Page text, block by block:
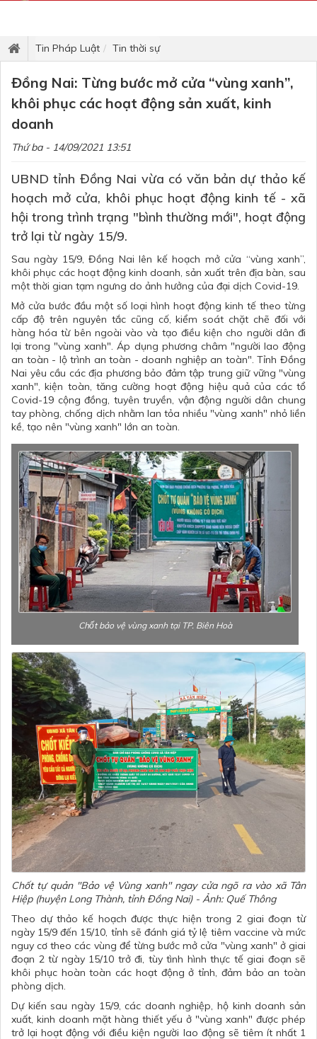
Tin Pháp Luật Tin thời sự
Đồng Nai: Từng bước mở cửa “vùng xanh”,
khôi phục các hoạt động sản xuất, kinh
doanh
Thứ ba - 14/09/2021 13:51
UBND tỉnh Đồng Nai vừa có văn bản dự thảo kế
hoạch mở cửa, khôi phục hoạt động kinh tế - xã
hội trong trình trạng "bình thường mới", hoạt động
trở lại từ ngày 15/9.
Sau ngày 15/9, Đồng Nai lên kế hoạch mở cửa “vùng xanh”,
khôi phục các hoạt động kinh doanh, sản xuất trên địa bàn, sau
một thời gian tạm ngưng do ảnh hưởng của đại dịch Covid-19.
Mở cửa bước đầu một số loại hình hoạt động kinh tế theo từng
cấp độ trên nguyên tắc cũng cố, kiểm soát chặt chẽ đối với
hàng hóa từ bên ngoài vào và tạo điều kiện cho người dân đi
lại trong "vùng xanh". Áp dụng phương châm "người lao động
an toàn - lộ trình an toàn - doanh nghiệp an toàn". Tỉnh Đồng
Nai yêu cầu các địa phương bảo đảm tập trung giữ vững "vùng
xanh", kiện toàn, tăng cường hoạt động hiệu quả của các tổ
Covid-19 cộng đồng, tuyên truyền, vận động người dân chung
tay phòng, chống dịch nhằm lan tỏa nhiều "vùng xanh" nhỏ liền
kề, tạo nên "vùng xanh" lớn an toàn.
Chốt bảo vệ vùng xanh tại TP. Biên Hoà
Chốt tự quản "Bảo vệ Vùng xanh" ngay cửa ngõ ra vào xã Tân
Hiệp (huyện Long Thành, tỉnh Đồng Nai) - Ảnh: Quế Thông
Theo dự thảo kế hoạch được thực hiện trong 2 giai đoạn từ
ngày 15/9 đến 15/10, tỉnh sẽ đánh giá tỷ lệ tiêm vaccine và mức
nguy cơ theo các vùng để từng bước mở cửa "vùng xanh" ở giai
đoạn 2 từ ngày 15/10 trở đi, tùy tình hình thực tế giai đoạn sẽ
khôi phục hoàn toàn các hoạt động ở tỉnh, đảm bảo an toàn
phòng dịch.
Dự kiến sau ngày 15/9, các doanh nghiệp, hộ kinh doanh sản
xuất, kinh doanh mặt hàng thiết yếu ở "vùng xanh" được phép
trở lại hoạt động với điều kiện người lao động sẽ tiêm ít nhất 1